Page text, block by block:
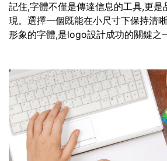
記住,字體不僅是傳達信息的工具,更是
現。選擇一個既能在小尺寸下保持清
形象的字體,是logo設計成功的關鍵之